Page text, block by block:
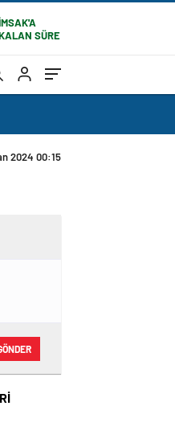
SÜRE
2024 00:15